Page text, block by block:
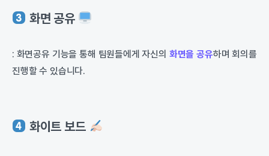
화면 공유
: 화면공유 기능을 통해 팀원들에게 자신의 화면을 공유하며 회의를
진행할 수 있습니다.
화이트 보드